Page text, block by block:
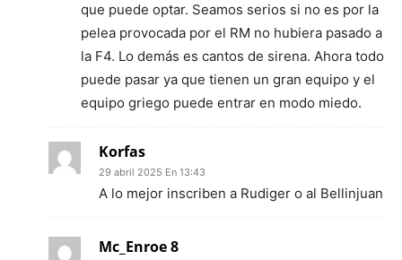
que puede optar. Seamos serios si no es por la
pelea provocada por el RM no hubiera pasado a
la F4. Lo demás es cantos de sirena. Ahora todo
puede pasar ya que tienen un gran equipo y el
equipo griego puede entrar en modo miedo.
Korfas
29 abril 2025 En 13:43
A lo mejor inscriben a Rudiger o al Bellinjuan
Mc_Enroe 8